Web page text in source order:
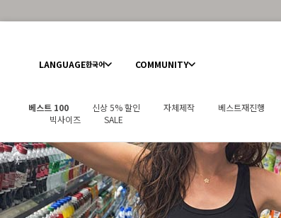
LANGUAGE한국어 COMMUNITY
베스트 100 신상 5% 할인 자체제작 베스트재진행
빅사이즈
SALE